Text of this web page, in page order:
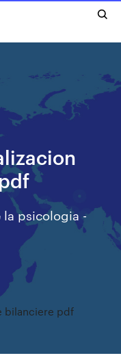
la psicologia -
bilanciere pdf